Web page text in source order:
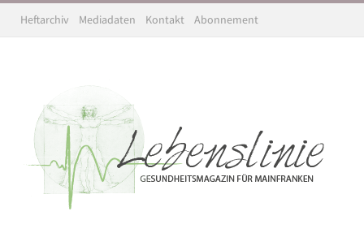
Heftarchiv Mediadaten Kontakt Abonnement